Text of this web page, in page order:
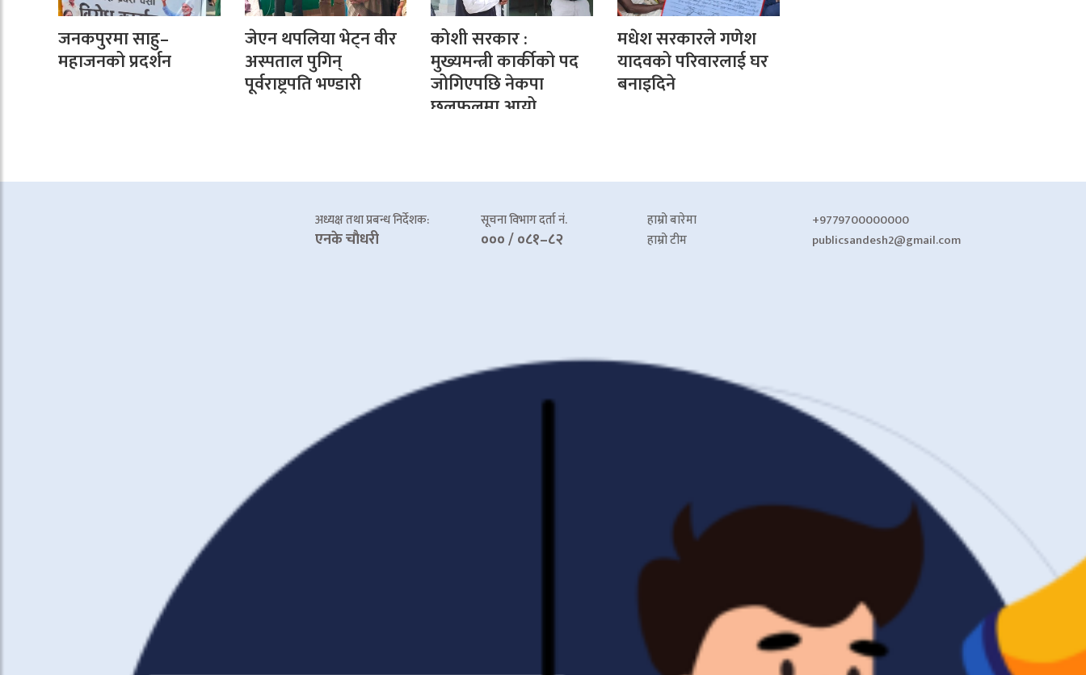
जनकपुरमा साहु–
महाजनको प्रदर्शन
जेएन थपलिया भेट्न वीर
अस्पताल पुगिन्
पूर्वराष्ट्रपति भण्डारी
कोशी सरकार :
मुख्यमन्त्री कार्कीको पद
जोगिएपछि नेकपा
छलफलमा आयो
मधेश सरकारले गणेश
यादवको परिवारलाई घर
बनाइदिने
अध्यक्ष तथा प्रबन्ध निर्देशक:
एनके चाैधरी
सूचना विभाग दर्ता नं.
००० / ०८१–८२
हाम्रो बारेमा
हाम्रो टीम
+9779700000000
publicsandesh2@gmail.com